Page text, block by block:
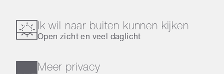
Ik wil naar buiten kunnen kijken
Open zicht en veel daglicht
Meer privacy